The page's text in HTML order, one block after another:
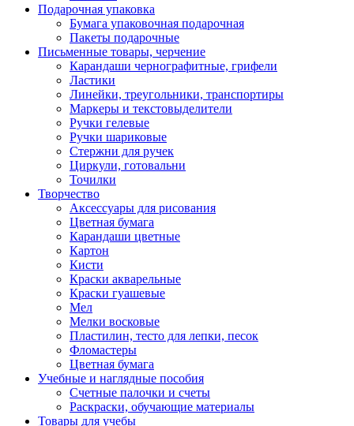
Подарочная упаковка
Бумага упаковочная подарочная
Пакеты подарочные
Письменные товары, черчение
Карандаши чернографитные, грифели
Ластики
Линейки, треугольники, транспортиры
Маркеры и текстовыделители
Ручки гелевые
Ручки шариковые
Стержни для ручек
Циркули, готовальни
Точилки
Творчество
Аксессуары для рисования
Цветная бумага
Карандаши цветные
Картон
Кисти
Краски акварельные
Краски гуашевые
Мел
Мелки восковые
Пластилин, тесто для лепки, песок
Фломастеры
Цветная бумага
Учебные и наглядные пособия
Счетные палочки и счеты
Раскраски, обучающие материалы
Товары для учебы